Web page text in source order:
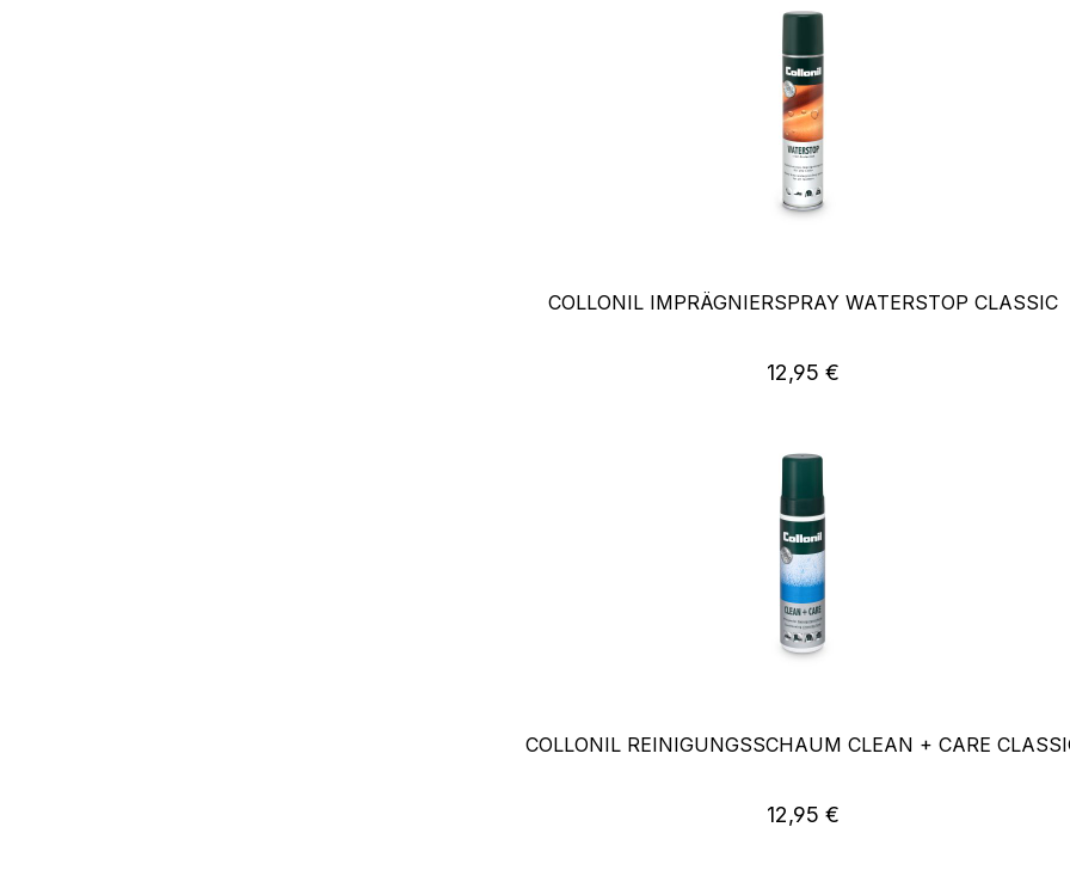
COLLONIL IMPRÄGNIERSPRAY WATERSTOP CLASSIC
Regulärer Preis:
12,95 €
COLLONIL REINIGUNGSSCHAUM CLEAN + CARE
Regulärer Preis:
12,95 €